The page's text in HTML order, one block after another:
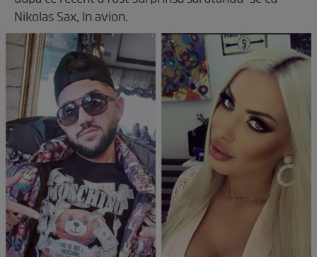
Nikolas Sax, în avion.